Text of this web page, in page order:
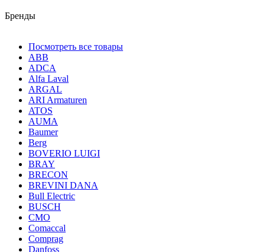
Бренды
Посмотреть все товары
ABB
ADCA
Alfa Laval
ARGAL
ARI Armaturen
ATOS
AUMA
Baumer
Berg
BOVERIO LUIGI
BRAY
BRECON
BREVINI DANA
Bull Electric
BUSCH
CMO
Comaccal
Comprag
Danfoss